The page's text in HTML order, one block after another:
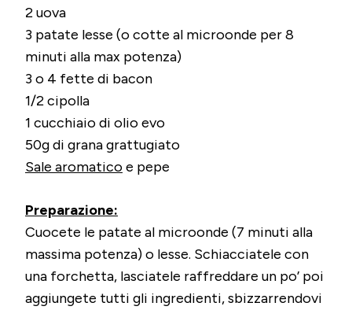
2 uova
3 patate lesse (o cotte al microonde per 8
minuti alla max potenza)
3 o 4 fette di bacon
1/2 cipolla
1 cucchiaio di olio evo
50g di grana grattugiato
Sale aromaticoe pepe
Preparazione:
Cuocete le patate al microonde (7 minuti alla
massima potenza) o lesse. Schiacciatele con
una forchetta, lasciatele raffreddare un po’ poi
aggiungete tutti gli ingredienti, sbizzarrendovi